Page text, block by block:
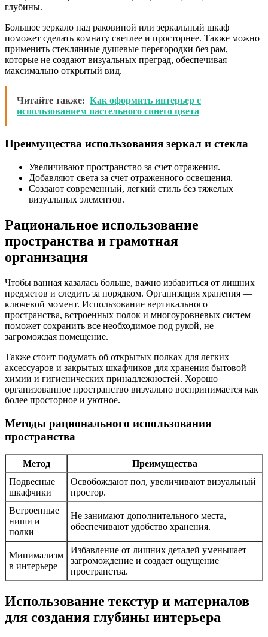
глубины.
Большое зеркало над раковиной или зеркальный шкаф
поможет сделать комнату светлее и просторнее. Также можно
применить стеклянные душевые перегородки без рам,
которые не создают визуальных преград, обеспечивая
максимально открытый вид.
Читайте также: Как оформить интерьер с
использованием пастельного синего цвета
Преимущества использования зеркал и стекла
Увеличивают пространство за счет отражения.
Добавляют света за счет отраженного освещения.
Создают современный, легкий стиль без тяжелых
визуальных элементов.
Рациональное использование
пространства и грамотная
организация
Чтобы ванная казалась больше, важно избавиться от лишних
предметов и следить за порядком. Организация хранения —
ключевой момент. Использование вертикального
пространства, встроенных полок и многоуровневых систем
поможет сохранить все необходимое под рукой, не
загромождая помещение.
Также стоит подумать об открытых полках для легких
аксессуаров и закрытых шкафчиков для хранения бытовой
химии и гигиенических принадлежностей. Хорошо
организованное пространство визуально воспринимается как
более просторное и уютное.
Методы рационального использования
пространства
Метод
Преимущества
Подвесные
шкафчики
Освобождают пол, увеличивают визуальный
простор.
Встроенные
ниши и
полки
Не занимают дополнительного места,
обеспечивают удобство хранения.
Минимализм
в интерьере
Избавление от лишних деталей уменьшает
загромождение и создает ощущение
пространства.
Использование текстур и материалов
для создания глубины интерьера